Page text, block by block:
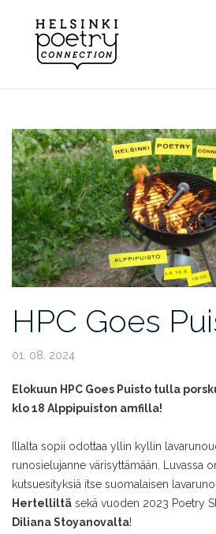
content
HPC Goes
01. 08. 2024
Elokuun HPC Goes Puisto tulla
klo 18 Alppipuiston amfilla!
Illalta sopii odottaa yllin kyllin
runosielujanne värisyttämään. Luvassa
kutsuesityksiä itse suomalaisen
Hertelliltä sekä vuoden 2023 Poetry
Diliana Stoyanovalta!